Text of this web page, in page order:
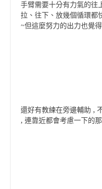
手臂需要十分有力氣的往
拉、往下、放幾個循環都
~但這麼努力的出力也覺
還好有教練在旁邊輔助 ,
, 連靠近都會考慮一下的